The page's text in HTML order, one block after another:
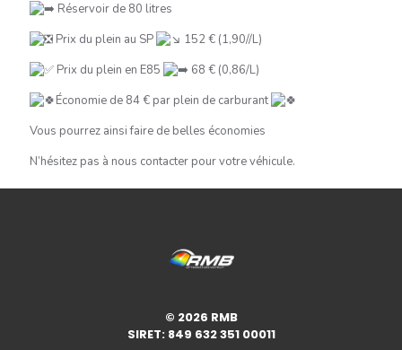
Réservoir de 80 litres
Prix du plein au SP
152 € (1,90//L)
Prix du plein en E85
68 € (0,86/L)
Économie de 84 € par plein de carburant
Vous pourrez ainsi faire de belles économies
N’hésitez pas à nous contacter pour votre véhicule.
© 2026 RMB
SIRET: 849 632 351 00011